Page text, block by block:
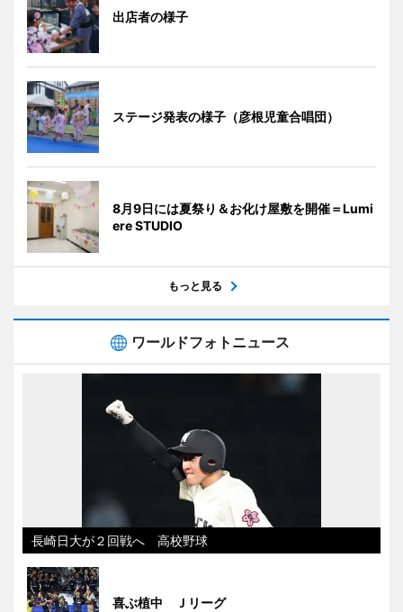
出店者の様子
ステージ発表の様子（彦根児童合唱団）
8月9日には夏祭り＆お化け屋敷を開催＝Lumi
ere STUDIO
もっと見る
ワールドフォトニュース
長崎日大が２回戦へ 高校野球
喜ぶ植中 Ｊリーグ